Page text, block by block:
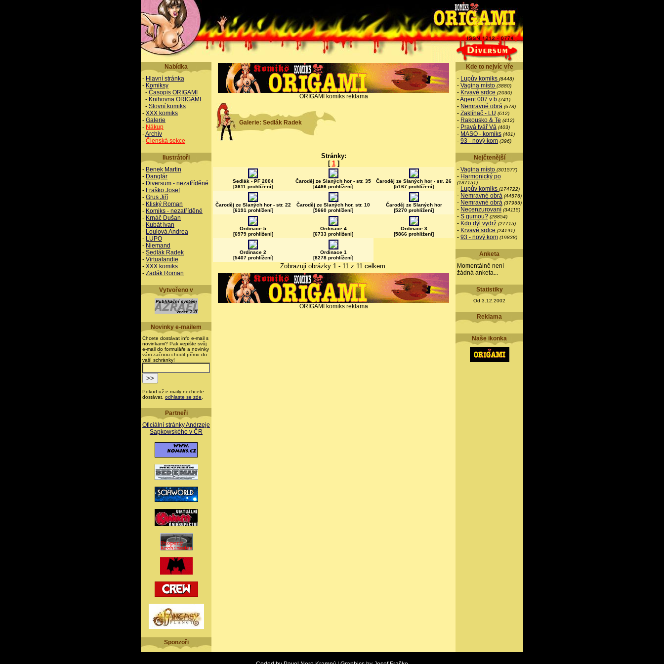
Nabídka
- Hlavní stránka
- Komiksy
- Časopis ORIGAMI
- Knihovna ORIGAMI
- Slovní komiks
- XXX komiks
- Galerie
- Nákup
-Archiv
- Členská sekce
Ilustrátoři
- Benek Martin
- Danglár
- Diversum - nezatříděné
- Fraško Josef
- Grus Jiří
- Kliský Roman
- Komiks - nezatříděné
- Krnáč Dušan
- Kubát Ivan
- Loulová Andrea
- LUPO
- Niemand
- Sedlák Radek
- Virtualandie
- XXX komiks
- Zadák Roman
Vytvořeno v
Novinky e-mailem
Chcete dostávat info e-mail s
novinkami? Pak vepište svůj
e-mail do formuláře a novinky
vám začnou chodit přímo do
vaší schránky!
Pokud už e-maily nechcete
dostávat, odhlaste se zde
Partneři
Oficiální stránky Andrzeje
Sapkowského v ČR
Sponzoři
ORIGAMI komiks reklama
Galerie: Sedlák Radek
Stránky:
[ 1]
Sedlák - PF 2004
[3611 prohlížení]
Čaroděj ze Slaných hor - str. 35
[4466 prohlížení]
Čaroděj ze Slaných hor - str. 26
[5167 prohlížení]
Čaroděj ze Slaných hor - str. 22
[6191 prohlížení]
Čaroděj ze Slaných hor, str. 10
[5660 prohlížení]
Čaroděj ze Slaných hor
[5270 prohlížení]
Ordinace 5
[6979 prohlížení]
Ordinace 4
[6733 prohlížení]
Ordinace 3
[5866 prohlížení]
Ordinace 2
[5407 prohlížení]
Ordinace 1
[8278 prohlížení]
Zobrazuji obrázky 1 - 11 z 11 celkem.
ORIGAMI komiks reklama
Kde to nejvíc vře
- Lupův komiks (6448)
- Vagina místo (3880)
- Krvavé srdce (2030)
-Agent 007 v b (741)
- Nemravné obrá (678)
- Zaklínač - LU (612)
- Rakousko & Te (412)
- Pravá tvář Vá (403)
- MASO - komiks (401)
- 93 - nový kom (396)
Nejčtenější
- Vagina místo (301577)
- Harmonický po
(187151)
- Lupův komiks (174722)
- Nemravné obrá (44576)
- Nemravné obrá (37955)
- Necenzurovaní (34115)
- S gumou? (28854)
- Kdo dýl vydrž (27715)
- Krvavé srdce (24191)
- 93 - nový kom (19838)
Anketa
Momentálně není
žádná anketa...
Statistiky
Od 3.12.2002
Reklama
Naše ikonka